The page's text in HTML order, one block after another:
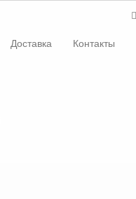
Доставка Контакты